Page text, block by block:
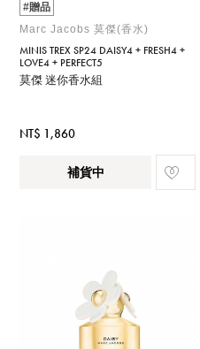
#贈品
Marc Jacobs 莫傑(香水)
MINIS TREX SP24 DAISY4 + FRESH4 +
LOVE4 + PERFECT5
莫傑 迷你香水組
NT$ 1,860
補貨中